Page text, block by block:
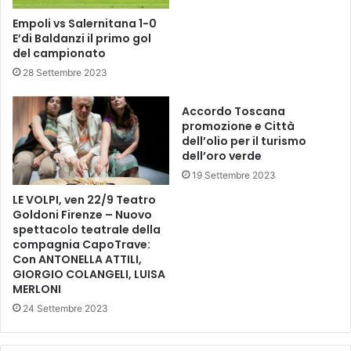
:
c
o
m
e
m
b
i
a
o
o
b
i
i
r
o
Z
r
o
e
i
,
p
u
b
b
l
i
c
a
t
Empoli vs Salernitana 1-0
E’di Baldanzi il primo gol
del campionato
28 Settembre 2023
LE VOLPI, ven 22/9 Teatro
Goldoni Firenze – Nuovo
spettacolo teatrale della
compagnia CapoTrave:
Con ANTONELLA ATTILI,
GIORGIO COLANGELI, LUISA
MERLONI
24 Settembre 2023
Accordo Toscana
promozione e Città
dell’olio per il turismo
dell’oro verde
19 Settembre 2023